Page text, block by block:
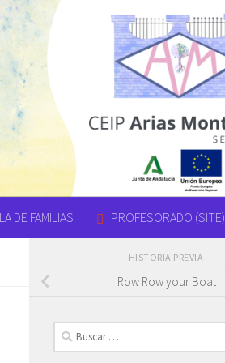
DE FAMILIAS PROFESORADO (SITE)
HISTORIA PREVIA
Row Row your Boat
Buscar: